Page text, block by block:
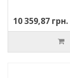
10 359,87 грн.